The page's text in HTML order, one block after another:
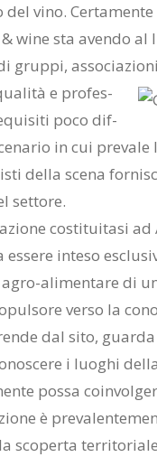
vino.
wine sta aven­do
grup­pi,
e pro­fes­
poco dif­
in cui pre­va­le
del­la sce­na
set­to­re.
co­sti­tui­ta­si ad
es­se­re in­te­so
ali­men­ta­re di
ver­so la
dal sito,
i luo­ghi
pos­sa
è
sco­per­ta